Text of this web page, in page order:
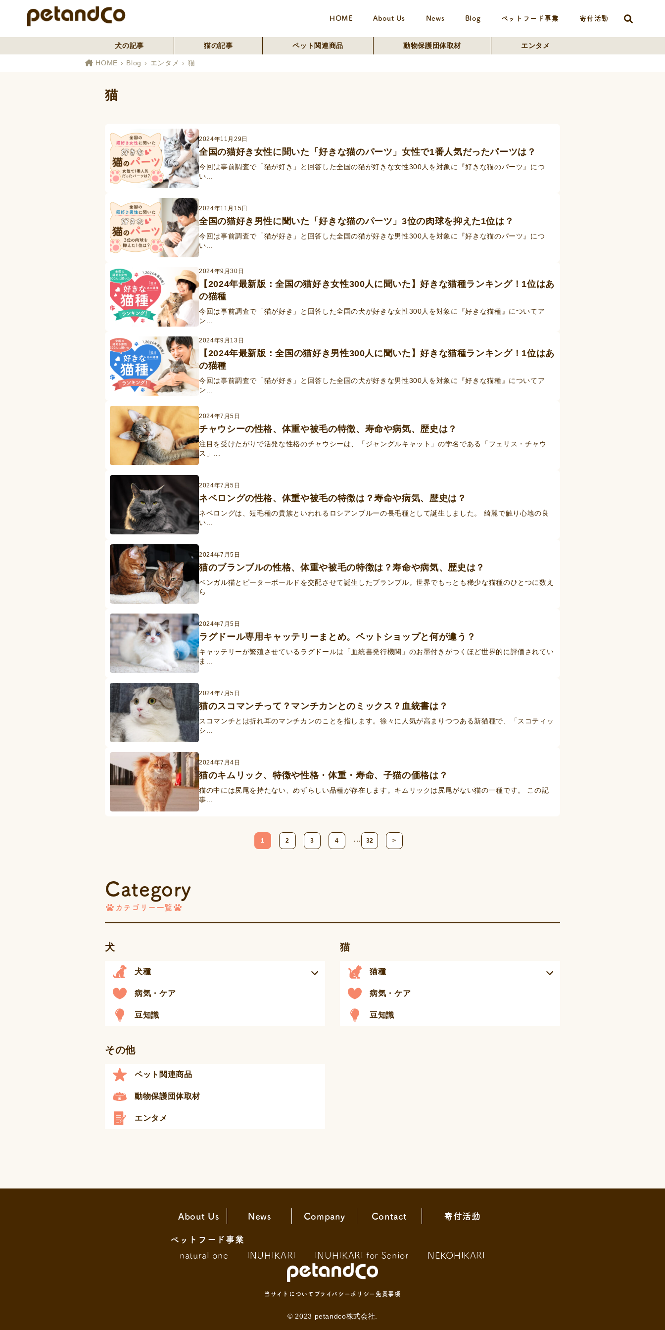
HOME About Us News Blog ペットフード事業 寄付活動
犬の記事 猫の記事 ペット関連商品 動物保護団体取材 エンタメ
HOME Blog エンタメ 猫
猫
2024年11月29日
全国の猫好き女性に聞いた「好きな猫のパーツ」女性で1番人気だったパーツは？
今回は事前調査で「猫が好き」と回答した全国の猫が好きな女性300人を対象に『好きな猫のパーツ』につ
い...
2024年11月15日
全国の猫好き男性に聞いた「好きな猫のパーツ」3位の肉球を抑えた1位は？
今回は事前調査で「猫が好き」と回答した全国の猫が好きな男性300人を対象に『好きな猫のパーツ』につ
い...
2024年9月30日
【2024年最新版：全国の猫好き女性300人に聞いた】好きな猫種ランキング！1位はあ
の猫種
今回は事前調査で「猫が好き」と回答した全国の犬が好きな女性300人を対象に『好きな猫種』についてア
ン...
2024年9月13日
【2024年最新版：全国の猫好き男性300人に聞いた】好きな猫種ランキング！1位はあ
の猫種
今回は事前調査で「猫が好き」と回答した全国の犬が好きな男性300人を対象に『好きな猫種』についてア
ン...
2024年7月5日
チャウシーの性格、体重や被毛の特徴、寿命や病気、歴史は？
注目を受けたがりで活発な性格のチャウシーは、「ジャングルキャット」の学名である「フェリス・チャウ
ス」...
2024年7月5日
ネベロングの性格、体重や被毛の特徴は？寿命や病気、歴史は？
ネベロングは、短毛種の貴族といわれるロシアンブルーの長毛種として誕生しました。 綺麗で触り心地の良
い...
2024年7月5日
猫のブランブルの性格、体重や被毛の特徴は？寿命や病気、歴史は？
ベンガル猫とピーターボールドを交配させて誕生したブランブル。世界でもっとも稀少な猫種のひとつに数え
ら...
2024年7月5日
ラグドール専用キャッテリーまとめ。ペットショップと何が違う？
キャッテリーが繁殖させているラグドールは「血統書発行機関」のお墨付きがつくほど世界的に評価されてい
ま...
2024年7月5日
猫のスコマンチって？マンチカンとのミックス？血統書は？
スコマンチとは折れ耳のマンチカンのことを指します。徐々に人気が高まりつつある新猫種で、「スコティッ
シ...
2024年7月4日
猫のキムリック、特徴や性格・体重・寿命、子猫の価格は？
猫の中には尻尾を持たない、めずらしい品種が存在します。キムリックは尻尾がない猫の一種です。 この記
事...
ペ
ー
ジ
送
1 2 3 4 … 32 >
Category
カテゴリー一覧
犬
犬種
病気・ケア
豆知識
猫
猫種
病気・ケア
豆知識
その他
ペット関連商品
動物保護団体取材
エンタメ
About Us News Company Contact 寄付活動
ペットフード事業
natural one
INUHIKARI INUHIKARI for Senior NEKOHIKARI
当サイトについて プライバシーポリシー 免責事項
© 2023 petandco株式会社.